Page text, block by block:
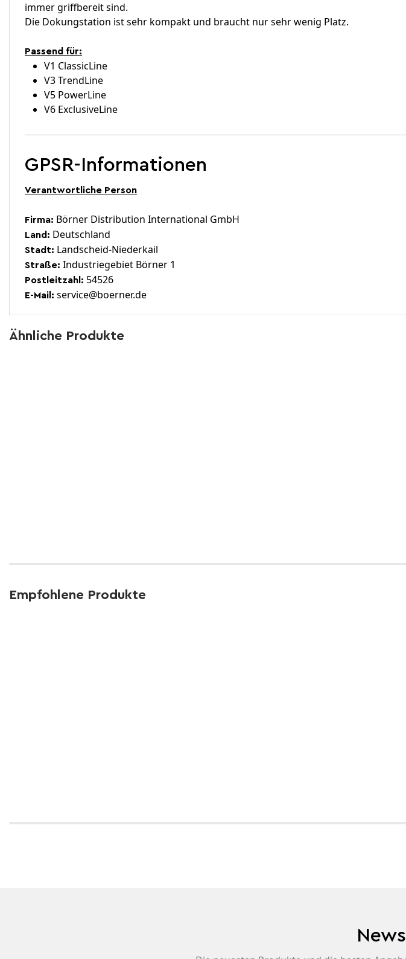
immer griffbereit sind.
Die Dokungstation ist sehr kompakt und braucht nur sehr wenig Platz.
Passend für:
V1 ClassicLine
V3 TrendLine
V5 PowerLine
V6 ExclusiveLine
GPSR-Informationen
Verantwortliche Person
Firma: Börner Distribution International GmbH
Land: Deutschland
Stadt: Landscheid-Niederkail
Straße: Industriegebiet Börner 1
Postleitzahl: 54526
E-Mail: service@boerner.de
Ähnliche Produkte
Empfohlene Produkte